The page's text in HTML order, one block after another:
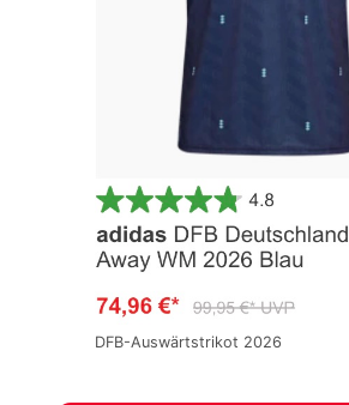
DFB-Auswärtstrikot 2026